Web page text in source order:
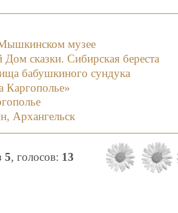
музее
сказки. Сибирская береста
бабушкиного сундука
Каргополье»
Архангельск
5, голосов: 13